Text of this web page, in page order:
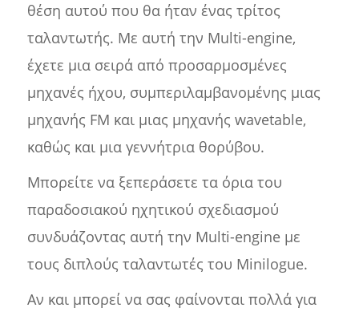
θέση αυτού που θα ήταν ένας τρίτος
ταλαντωτής. Με αυτή την Multi-engine,
έχετε μια σειρά από προσαρμοσμένες
μηχανές ήχου, συμπεριλαμβανομένης μιας
μηχανής FM και μιας μηχανής wavetable,
καθώς και μια γεννήτρια θορύβου.
Μπορείτε να ξεπεράσετε τα όρια του
παραδοσιακού ηχητικού σχεδιασμού
συνδυάζοντας αυτή την Multi-engine με
τους διπλούς ταλαντωτές του Minilogue.
Αν και μπορεί να σας φαίνονται πολλά για